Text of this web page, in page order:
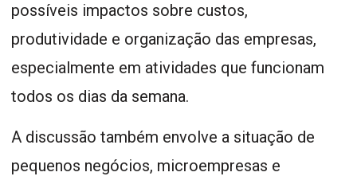
possíveis impactos sobre custos,
produtividade e organização das empresas,
especialmente em atividades que funcionam
todos os dias da semana.
A discussão também envolve a situação de
pequenos negócios, microempresas e